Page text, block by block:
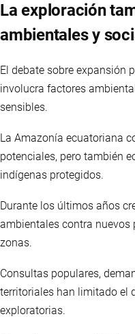
La exploración
ambientales y
El debate sobre expansión
involucra factores
sensibles.
La Amazonía ecuatoriana
potenciales, pero también
indígenas protegidos.
Durante los últimos años
ambientales contra nuevos
zonas.
Consultas populares,
territoriales han limitado el
exploratorias.